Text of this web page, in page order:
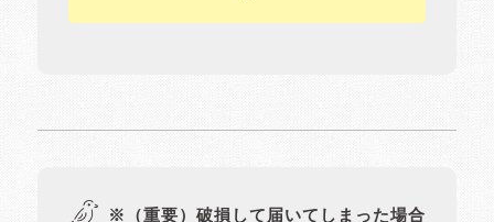
※（重要）破損して届いてしまった場合